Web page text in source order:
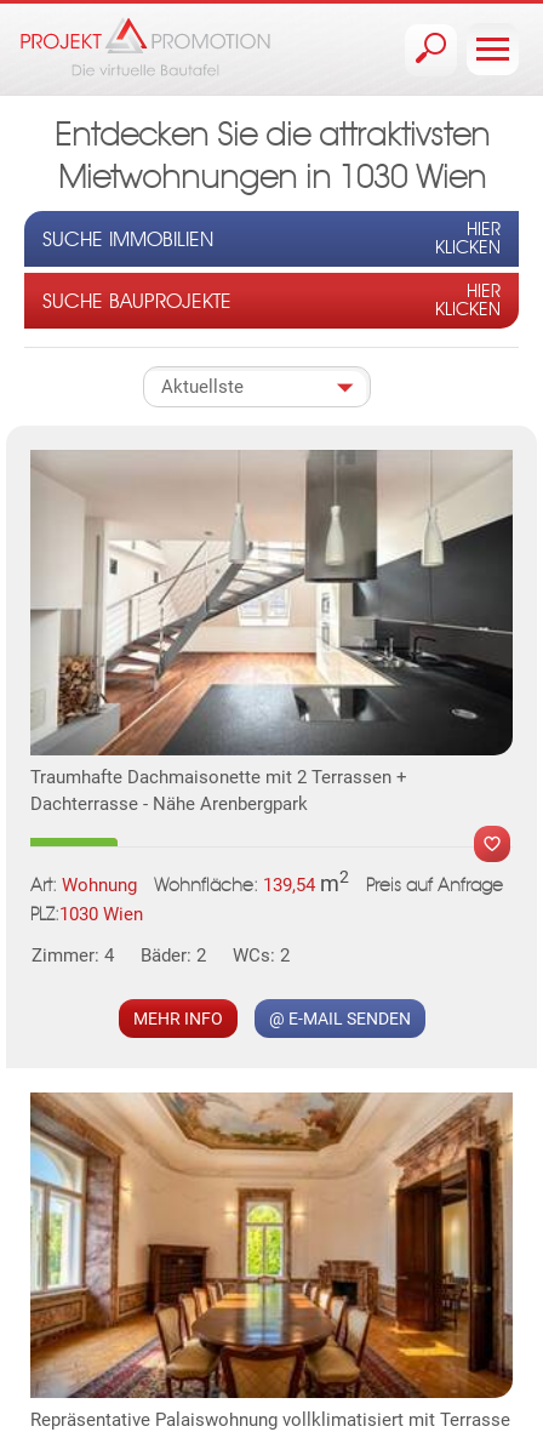
Entdecken Sie die attraktivsten
Mietwohnungen in 1030 Wien
SUCHE IMMOBILIEN
HIER
KLICKEN
SUCHE BAUPROJEKTE
HIER
KLICKEN
Traumhafte Dachmaisonette mit 2 Terrassen +
Dachterrasse - Nähe Arenbergpark
Art: Wohnung Wohnfläche: 139,54 m2
Preis auf Anfrage
PLZ:1030 Wien
Zimmer: 4
Bäder: 2 WCs: 2
MEHR INFO @ E-MAIL SENDEN
Repräsentative Palaiswohnung vollklimatisiert mit Terrasse